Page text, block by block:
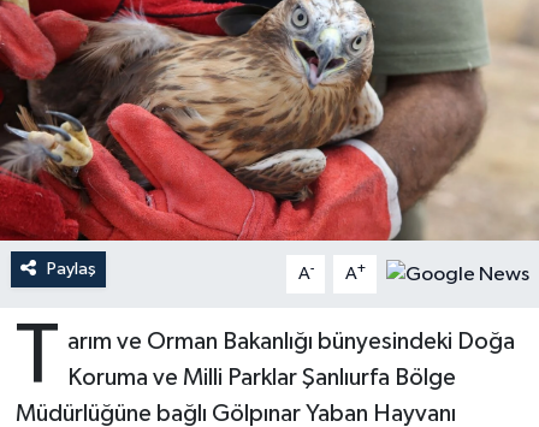
Paylaş A- A+
T arım ve Orman Bakanlığı bünyesindeki Doğa
Koruma ve Milli Parklar Şanlıurfa Bölge
Müdürlüğüne bağlı Gölpınar Yaban Hayvanı
Artvin Müftülüğü
Aydın Müftülüğü
Balıkesir Müftülüğü
Bartın Müftülüğü
Batman Müftülüğü
Bayburt Müftülüğü
Kurban
Mukabele
Peygamberimizin Hayatı
Ramazan
Sahabeler
Zekat
DİYANET AKADEMİ
DİYANET GENÇLİK
DİYANET RADYO/TV
DEPREM
Dünya
Eğitim